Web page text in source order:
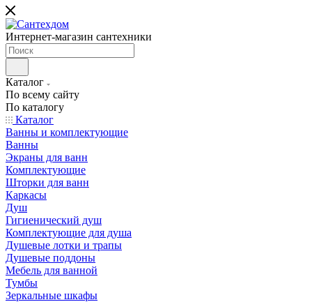
Интернет-магазин сантехники
Каталог
По всему сайту
По каталогу
Каталог
Ванны и комплектующие
Ванны
Экраны для ванн
Комплектующие
Шторки для ванн
Каркасы
Душ
Гигиенический душ
Комплектующие для душа
Душевые лотки и трапы
Душевые поддоны
Мебель для ванной
Тумбы
Зеркальные шкафы